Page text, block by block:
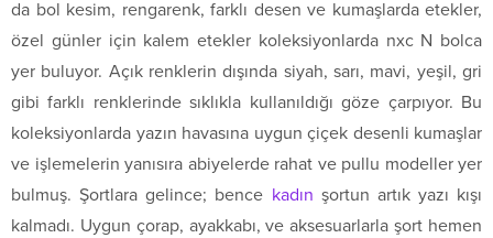
da bol kesim, rengarenk, farklı desen ve kumaşlarda etekler,
özel günler için kalem etekler koleksiyonlarda nxc N bolca
yer buluyor. Açık renklerin dışında siyah, sarı, mavi, yeşil, gri
gibi farklı renklerinde sıklıkla kullanıldığı göze çarpıyor. Bu
koleksiyonlarda yazın havasına uygun çiçek desenli kumaşlar
ve işlemelerin yanısıra abiyelerde rahat ve pullu modeller yer
bulmuş. Şortlara gelince; bence kadın şortun artık yazı kışı
kalmadı. Uygun çorap, ayakkabı, ve aksesuarlarla şort hemen